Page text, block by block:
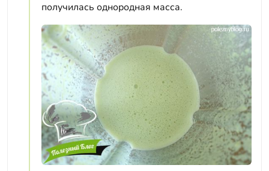
получилась однородная масса.